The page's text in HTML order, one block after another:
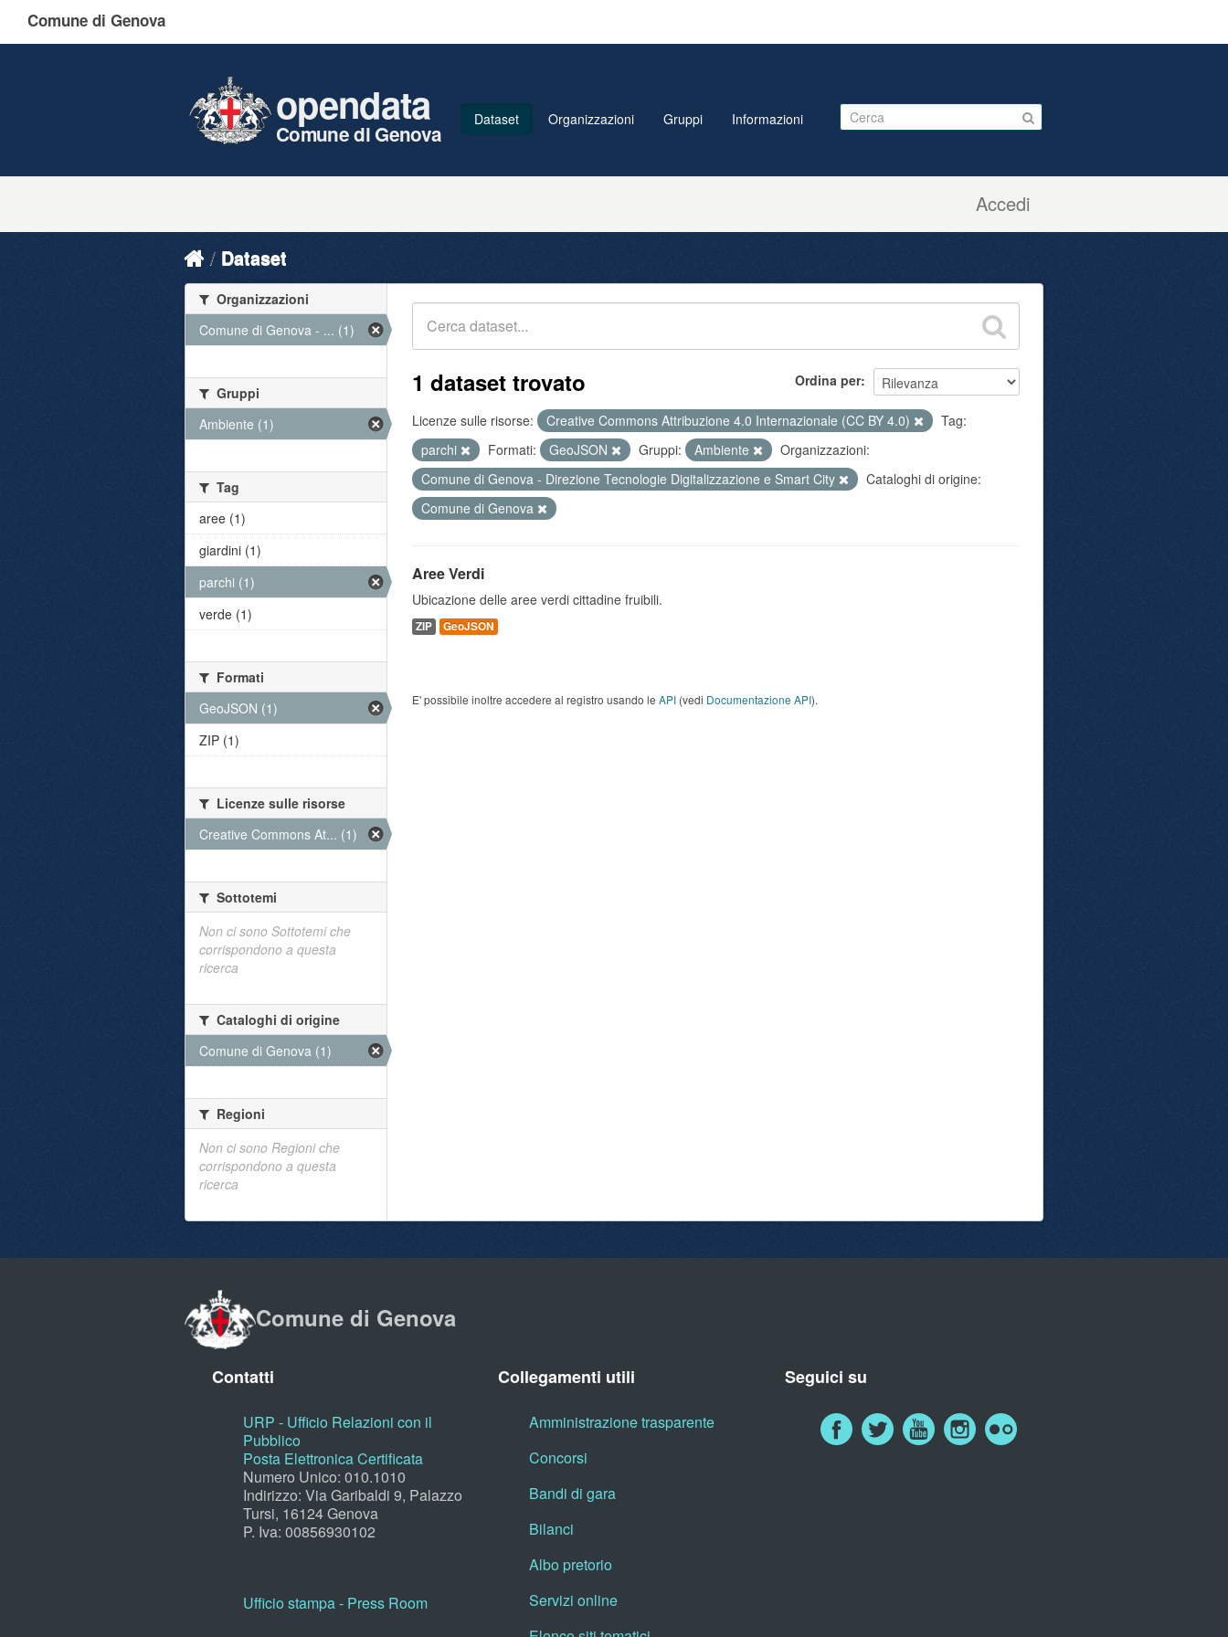
Comune di Genova
Accedi
opendata
Comune di Genova
Dataset Organizzazioni Gruppi Informazioni
Dataset
Ordina per
1 dataset trovato
Licenze sulle risorse: Creative Commons Attribuzione 4.0 Internazionale (CC BY 4.0)
Tag:
parchi
Formati: GeoJSON Gruppi: Ambiente
Organizzazioni:
Comune di Genova - Direzione Tecnologie Digitalizzazione e Smart City
Cataloghi di origine:
Comune di Genova
Aree Verdi
Ubicazione delle aree verdi cittadine fruibili.
ZIP GeoJSON
E' possibile inoltre accedere al registro usando le API (vedi Documentazione API).
Organizzazioni
Comune di Genova - ... (1)
Gruppi
Ambiente (1)
Tag
aree (1)
giardini (1)
parchi (1)
verde (1)
Formati
GeoJSON (1)
ZIP (1)
Licenze sulle risorse
Creative Commons At... (1)
Sottotemi
Non ci sono Sottotemi che
corrispondono a questa
ricerca
Cataloghi di origine
Comune di Genova (1)
Regioni
Non ci sono Regioni che
corrispondono a questa
ricerca
Comune di Genova
Contatti
URP - Ufficio Relazioni con il
Pubblico
Posta Elettronica Certificata
Numero Unico: 010.1010
Indirizzo: Via Garibaldi 9, Palazzo
Tursi, 16124 Genova
P. Iva: 00856930102
Ufficio stampa - Press Room
Collegamenti utili
Amministrazione trasparente
Concorsi
Bandi di gara
Bilanci
Albo pretorio
Servizi online
Seguici su